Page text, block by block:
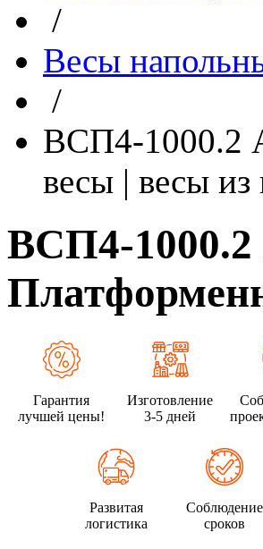
/
Весы
/
ВСП4-1000.2
весы | весы
ВСП4-
Гарантия
лучшей цены!
Изготовление
3-5 дней
Развитая
логистика
Соблюдение
сроков